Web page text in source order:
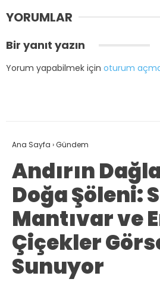
YORUMLAR
Bir yanıt yazın
Yorum yapabilmek için oturum
Ana Sayfa ›Gündem
Andırın
Doğa Şöleni:
Mantıvar ve
Çiçekler
Sunuyor